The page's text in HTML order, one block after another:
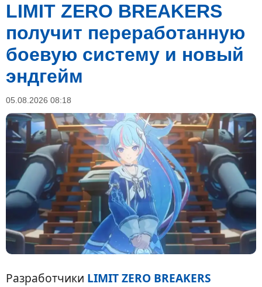
LIMIT ZERO BREAKERS
получит переработанную
боевую систему и новый
эндгейм
05.08.2026 08:18
Разработчики LIMIT ZERO BREAKERS